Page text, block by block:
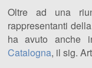
Oltre ad una
rappresentanti
ha avuto anche
Catalogna, il sig.